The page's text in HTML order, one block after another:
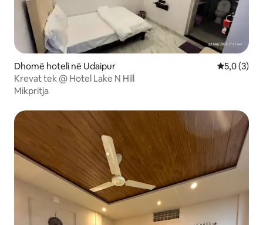
Dhomë hoteli në Udaipur Vlerësimi
5,0 (3)
Krevat tek @ Hotel Lake N Hill
Mikpritja